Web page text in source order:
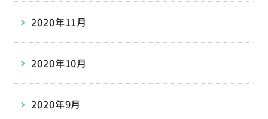
2020年11月
2020年10月
2020年9月